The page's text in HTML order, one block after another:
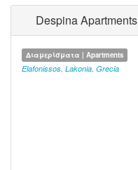
Despina Apartments
Διαμερίσματα | Apartments
Elafonissos, Lakonia, Grecia